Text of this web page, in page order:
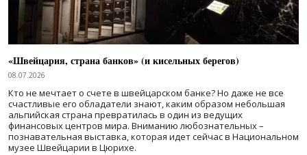
«Швейцария, страна банков» (и кисельных берегов)
08.07.2026
Кто не мечтает о счете в швейцарском банке? Но даже не все
счастливые его обладатели знают, каким образом небольшая
альпийская страна превратилась в один из ведущих
финансовых центров мира. Вниманию любознательных –
познавательная выставка, которая идет сейчас в Национальном
музее Швейцарии в Цюрихе.